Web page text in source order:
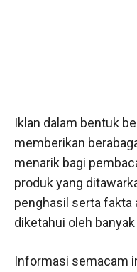
Iklan dalam bentuk
memberikan
menarik bagi
produk yang
penghasil serta fakta
diketahui oleh banyak
Informasi semacam